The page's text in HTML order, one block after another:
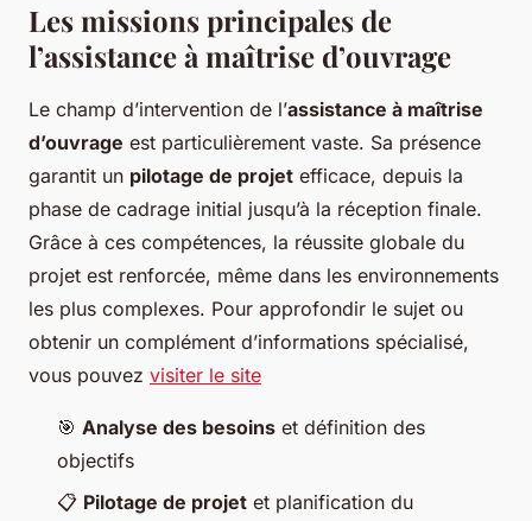
Les missions principales de
l’assistance à maîtrise d’ouvrage
Le champ d’intervention de l’assistance à maîtrise
d’ouvrage est particulièrement vaste. Sa présence
garantit un pilotage de projet efficace, depuis la
phase de cadrage initial jusqu’à la réception finale.
Grâce à ces compétences, la réussite globale du
projet est renforcée, même dans les environnements
les plus complexes. Pour approfondir le sujet ou
obtenir un complément d’informations spécialisé,
vous pouvez visiter le site
🎯 Analyse des besoins et définition des
objectifs
📋 Pilotage de projet et planification du